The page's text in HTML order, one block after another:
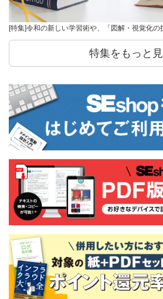
[特集]令和の新しい学習術や、「図解・視覚化
特集をもっと